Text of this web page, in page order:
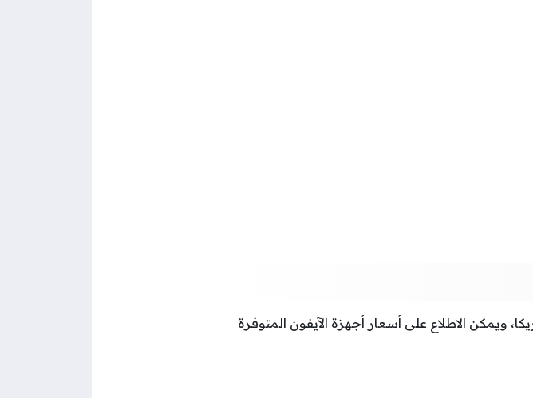
يوريكا، ويمكن الاطلاع على أسعار أجهزة الآيفون المتوفرة